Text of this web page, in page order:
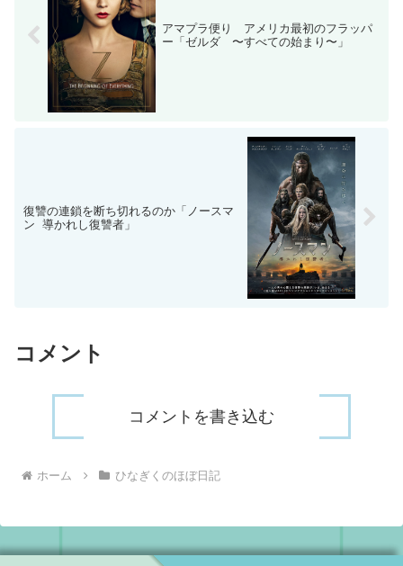
アマプラ便り アメリカ最初のフラッパ
ー「ゼルダ 〜すべての始まり〜」
復讐の連鎖を断ち切れるのか「ノースマ
ン 導かれし復讐者」
コメント
コメントを書き込む
ホーム ひなぎくのほぼ日記